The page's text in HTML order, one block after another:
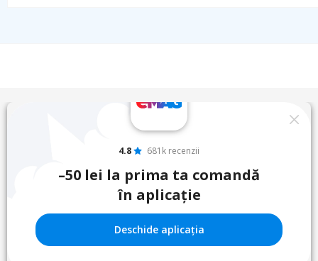
4.8 681k recenzii
–50 lei la prima ta comandă
în aplicație
Deschide aplicația